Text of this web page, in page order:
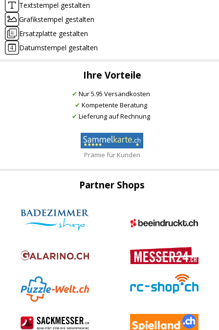
Textstempel gestalten
Grafikstempel gestalten
Ersatzplatte gestalten
Datumstempel gestalten
Ihre Vorteile
✔ Nur 5.95 Versandkosten
✔ Kompetente Beratung
✔ Lieferung auf Rechnung
Prämie für Kunden
Partner Shops